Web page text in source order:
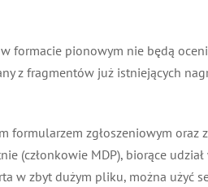
formacie pionowym nie będą
z fragmentów już istniejących
formularzem zgłoszeniowym oraz
(członkowie MDP), biorące udział
w zbyt dużym pliku, można użyć